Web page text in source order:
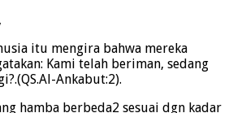
itu mengira bahwa mereka
Kami telah beriman, sedang
Ankabut:2).
hamba berbeda2 sesuai dgn kadar